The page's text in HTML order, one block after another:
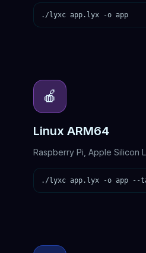
./lyxc app.lyx -o app
🍎
Linux ARM64
Raspberry Pi, Apple Silicon
./lyxc app.lyx -o app --